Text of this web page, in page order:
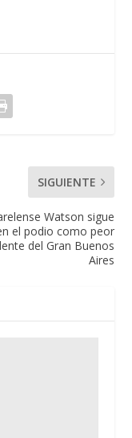
SIGUIENTE
Watson sigue
el podio como peor
del Gran Buenos
Aires